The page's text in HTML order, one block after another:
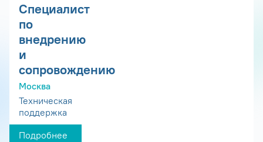
Специалист
по
внедрению
и
сопровождению
Москва
Техническая
поддержка
Подробнее